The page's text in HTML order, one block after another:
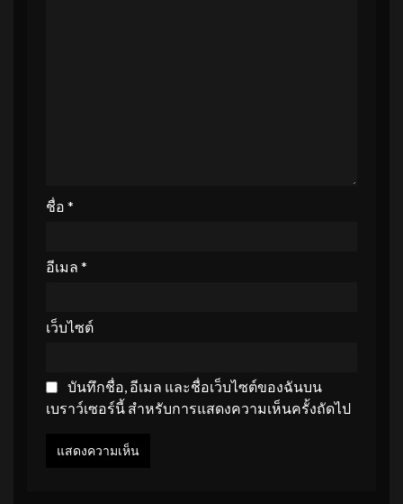
ชื่อ *
อีเมล *
เว็บไซต์
บันทึกชื่อ, อีเมล และชื่อเว็บไซต์ของฉันบน
เบราว์เซอร์นี้ สำหรับการแสดงความเห็นครั้งถัดไป